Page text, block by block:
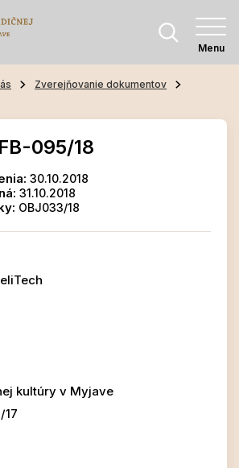
Menu
Zverejňovanie dokumentov
095/18
30.10.2018
31.10.2018
OBJ033/18
kultúry v Myjave
17